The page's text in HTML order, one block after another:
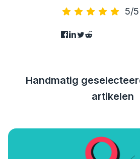
5/5
Handmatig
artikelen